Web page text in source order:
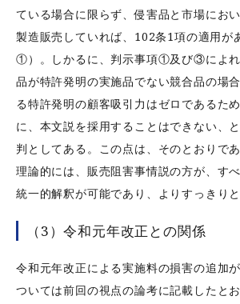
ている場合に限らず、侵害品と市場にお
製造販売していれば、102条1項の適用が
①）。しかるに、判示事項①及び③によれ
品が特許発明の実施品でない競合品の場
る特許発明の顧客吸引力はゼロであるた
に、本文説を採用することはできない、
判としてある。この点は、そのとおりで
理論的には、販売阻害事情説の方が、す
統一的解釈が可能であり、よりすっきりと
（3）令和元年改正との関係
令和元年改正による実施料の損害の追加
ついては前回の視点の論考に記載したと